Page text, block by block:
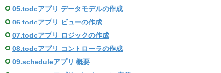
05.todoアプリ データモデルの作成
06.todoアプリ ビューの作成
07.todoアプリ ロジックの作成
08.todoアプリ コントローラの作成
09.scheduleアプリ 概要